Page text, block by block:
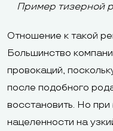
Пример тизерной
Отношение к такой
Большинство
провокаций,
после подобного
восстановить. Но
нацеленности на